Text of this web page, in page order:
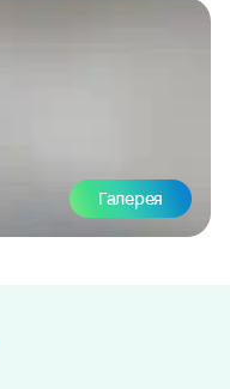
Галерея